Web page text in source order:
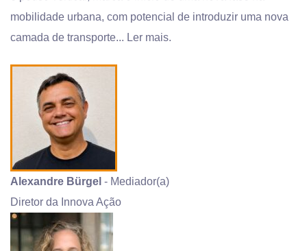
mobilidade urbana, com potencial de introduzir uma nova
camada de transporte... Ler mais.
Alexandre Bürgel - Mediador(a)
Diretor da Innova Ação